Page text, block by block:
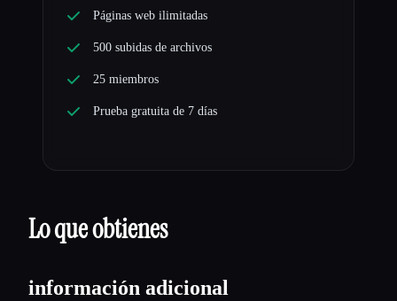
Páginas web ilimitadas
500 subidas de archivos
25 miembros
Prueba gratuita de 7 días
Lo que obtienes
información adicional